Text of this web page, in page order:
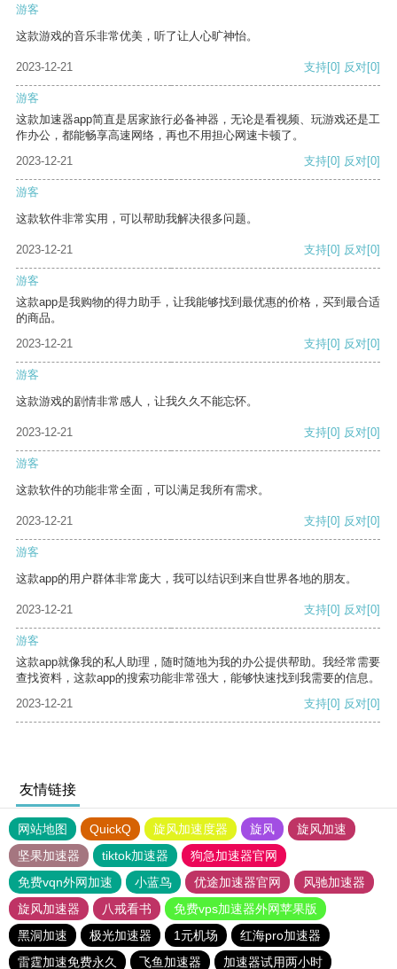
游客
这款游戏的音乐非常优美，听了让人心旷神怡。
2023-12-21 支持[0] 反对[0]
游客
这款加速器app简直是居家旅行必备神器，无论是看视频、玩游戏还是工
作办公，都能畅享高速网络，再也不用担心网速卡顿了。
2023-12-21
支持[0] 反对[0]
游客
这款软件非常实用，可以帮助我解决很多问题。
2023-12-21 支持[0] 反对[0]
游客
这款app是我购物的得力助手，让我能够找到最优惠的价格，买到最合适
的商品。
2023-12-21
支持[0] 反对[0]
游客
这款游戏的剧情非常感人，让我久久不能忘怀。
2023-12-21 支持[0] 反对[0]
游客
这款软件的功能非常全面，可以满足我所有需求。
2023-12-21 支持[0] 反对[0]
游客
这款app的用户群体非常庞大，我可以结识到来自世界各地的朋友。
2023-12-21 支持[0] 反对[0]
游客
这款app就像我的私人助理，随时随地为我的办公提供帮助。我经常需要
查找资料，这款app的搜索功能非常强大，能够快速找到我需要的信息。
2023-12-21
支持[0] 反对[0]
友情链接
网站地图 QuickQ 旋风加速度器 旋风
旋风加速
坚果加速器
tiktok加速器
狗急加速器官网
免费vqn外网加速
小蓝鸟 优途加速器官网
风驰加速器
旋风加速器
八戒看书
免费vps加速器外网苹果版
黑洞加速
极光加速器 1元机场
红海pro加速器
雷霆加速免费永久
飞鱼加速器 加速器试用两小时